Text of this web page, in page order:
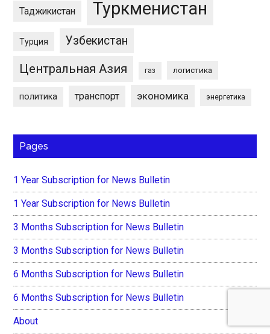
Таджикистан Туркменистан
Турция Узбекистан
Центральная Азия газ логистика
политика транспорт экономика энергетика
Pages
1 Year Subscription for News Bulletin
1 Year Subscription for News Bulletin
3 Months Subscription for News Bulletin
3 Months Subscription for News Bulletin
6 Months Subscription for News Bulletin
6 Months Subscription for News Bulletin
About